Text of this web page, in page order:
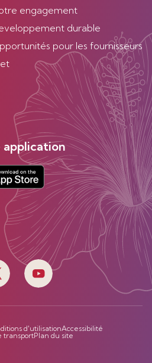
engagement
durable
pour les fournisseurs
d'utilisationAccessibilité
transportPlan du site